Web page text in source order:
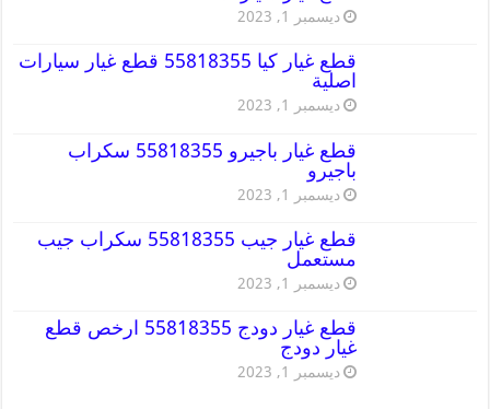
ديسمبر 1, 2023
قطع غيار كيا 55818355 قطع غيار سيارات
اصلية
ديسمبر 1, 2023
قطع غيار باجيرو 55818355 سكراب
باجيرو
ديسمبر 1, 2023
قطع غيار جيب 55818355 سكراب جيب
مستعمل
ديسمبر 1, 2023
قطع غيار دودج 55818355 ارخص قطع
غيار دودج
ديسمبر 1, 2023